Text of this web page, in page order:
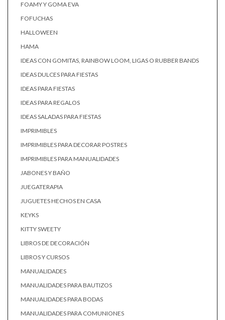
FOAMY Y GOMA EVA
FOFUCHAS
HALLOWEEN
HAMA
IDEAS CON GOMITAS, RAINBOW LOOM, LIGAS O RUBBER BANDS
IDEAS DULCES PARA FIESTAS
IDEAS PARA FIESTAS
IDEAS PARA REGALOS
IDEAS SALADAS PARA FIESTAS
IMPRIMIBLES
IMPRIMIBLES PARA DECORAR POSTRES
IMPRIMIBLES PARA MANUALIDADES
JABONES Y BAÑO
JUEGATERAPIA
JUGUETES HECHOS EN CASA
KEYKS
KITTY SWEETY
LIBROS DE DECORACIÓN
LIBROS Y CURSOS
MANUALIDADES
MANUALIDADES PARA BAUTIZOS
MANUALIDADES PARA BODAS
MANUALIDADES PARA COMUNIONES